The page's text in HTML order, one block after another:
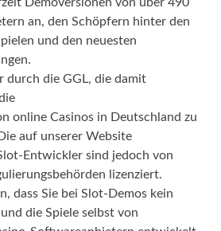
an, den Schöpfern hinter den
und den neuesten
durch die GGL, die damit
online Casinos in Deutschland zu
auf unserer Website
Entwickler sind jedoch von
lizenziert.
dass Sie bei Slot-Demos kein
die Spiele selbst von